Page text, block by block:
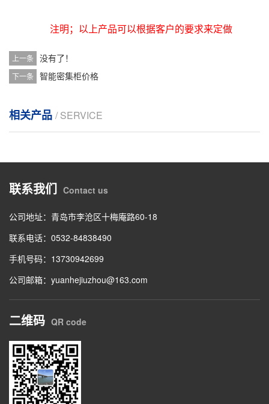
注明；以上产品可以根据客户的要求来定做
上一条 没有了！
下一条 智能密集柜价格
相关产品 / SERVICE
联系我们 Contact us
公司地址：青岛市李沧区十梅庵路60-18
联系电话：0532-84838490
手机号码：13730942699
公司邮箱：yuanhejiuzhou@163.com
二维码 QR code